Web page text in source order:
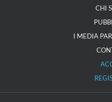
CHI
I MEDIA